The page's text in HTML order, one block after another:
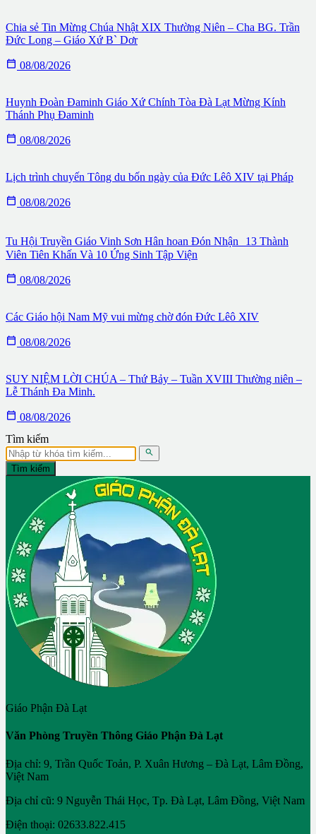
Chia sẻ Tin Mừng Chúa Nhật XIX Thường Niên – Cha BG. Trần
Đức Long – Giáo Xứ B` Dơr
 08/08/2026
Huynh Đoàn Đaminh Giáo Xứ Chính Tòa Đà Lạt Mừng Kính
Thánh Phụ Đaminh
 08/08/2026
Lịch trình chuyến Tông du bốn ngày của Đức Lêô XIV tại Pháp
 08/08/2026
Tu Hội Truyền Giáo Vinh Sơn Hân hoan Đón Nhận 13 Thành
Viên Tiên Khấn Và 10 Ứng Sinh Tập Viện
 08/08/2026
Các Giáo hội Nam Mỹ vui mừng chờ đón Đức Lêô XIV
 08/08/2026
SUY NIỆM LỜI CHÚA – Thứ Bảy – Tuần XVIII Thường niên –
Lễ Thánh Đa Minh.
 08/08/2026
Tìm kiếm

Tìm kiếm
Giáo Phận Đà Lạt
Văn Phòng Truyền Thông Giáo Phận Đà Lạt
Địa chỉ: 9, Trần Quốc Toản, P. Xuân Hương – Đà Lạt, Lâm Đồng,
Việt Nam
Địa chỉ cũ: 9 Nguyễn Thái Học, Tp. Đà Lạt, Lâm Đồng, Việt Nam
Điện thoại: 02633.822.415